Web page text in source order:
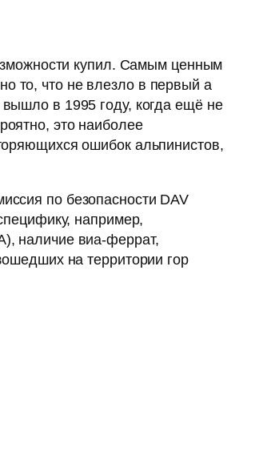
купил. Самым ценным
то, что не влезло в первый а
в 1995 году, когда ещё не
это наиболее
ошибок альпинистов,
по безопасности DAV
например,
наличие виа-феррат,
на территории гор